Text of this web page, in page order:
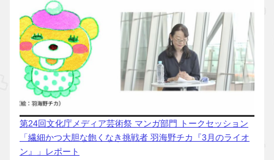
第24回文化庁メディア芸術祭 マンガ部門 トークセッション
「繊細かつ大胆な飽くなき挑戦者 羽海野チカ『3月のライオ
ン』」レポート